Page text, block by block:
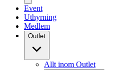
Event
Uthyrning
Medlem
Outlet
Allt inom Outlet